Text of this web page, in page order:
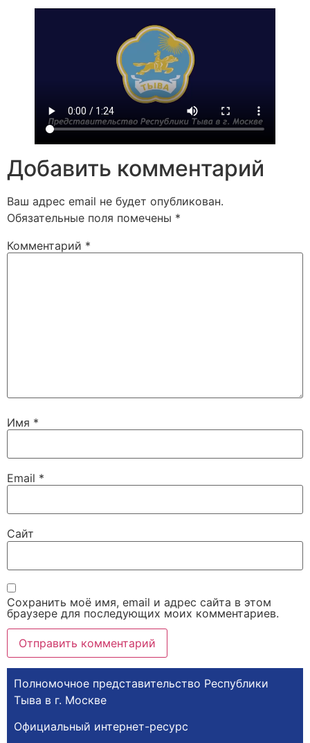
Добавить комментарий
Ваш адрес email не будет опубликован.
Обязательные поля помечены *
Комментарий *
Имя *
Email *
Сайт
Сохранить моё имя, email и адрес сайта в этом
браузере для последующих моих комментариев.
Полномочное представительство Республики
Тыва в г. Москве
Официальный интернет-ресурс